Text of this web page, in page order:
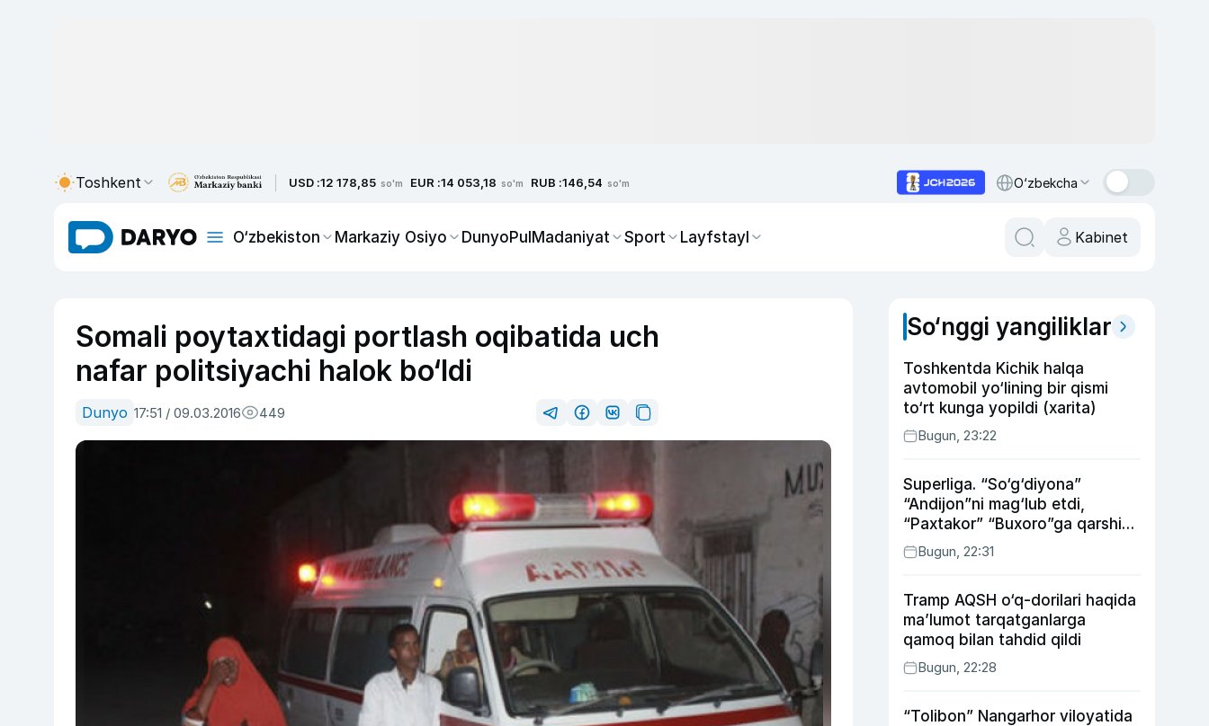
Toshkent USD :12 178,85 so'm EUR :14 053,18 so'm RUB :146,54 so'm O‘zbekcha
O‘zbekiston Markaziy Osiyo DunyoPulMadaniyat Sport Layfstayl Kabinet
Somali poytaxtidagi portlash oqibatida uch
nafar politsiyachi halok bo‘ldi
Dunyo 17:51 / 09.03.2016 449
So‘nggi yangiliklar
Toshkentda Kichik halqa
avtomobil yo‘lining bir qismi
to‘rt kunga yopildi (xarita)
Bugun, 23:22
Superliga. “So‘g‘diyona”
“Andijon”ni mag‘lub etdi,
“Paxtakor” “Buxoro”ga qarshi
bahsda g‘alabani qo‘ldan
chiqardi
Bugun, 22:31
Tramp AQSH o‘q-dorilari haqida
ma’lumot tarqatganlarga
qamoq bilan tahdid qildi
Bugun, 22:28
“Tolibon” Nangarhor viloyatida